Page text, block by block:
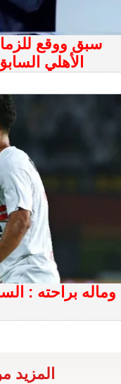
سبق ووقع
الأهلي
وماله براحته :
المزيد